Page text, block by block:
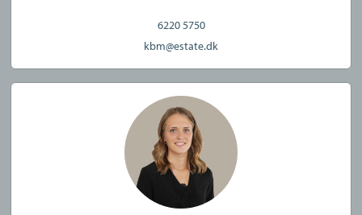
6220 5750
kbm@estate.dk